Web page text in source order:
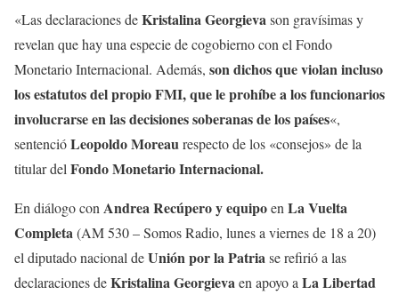
«Las declaraciones deKristalina Georgievason gravísimas y
revelan que hay una especie de cogobierno con el Fondo
Monetario Internacional. Además, son dichos que violan incluso
los estatutos del propio FMI, que le prohíbe a los funcionarios
involucrarse en las decisiones soberanas de los países«,
sentencióLeopoldo Moreaurespecto de los «consejos» de la
titular del Fondo Monetario Internacional.
En diálogo con Andrea Recúpero y equipoen La Vuelta
Completa(AM 530 – Somos Radio, lunes a viernes de 18 a 20)
el diputado nacional deUnión por la Patriase refirió a las
declaraciones deKristalina Georgievaen apoyo a La Libertad